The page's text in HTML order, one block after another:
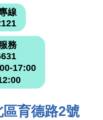
線
務
17:00
育德路2號